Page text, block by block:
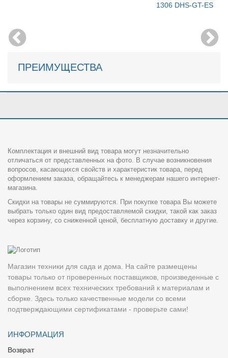
1306 DHS-GT-ES
ПРЕИМУЩЕСТВА
Комплектация и внешний вид товара могут незначительно
отличаться от представленных на фото. В случае возникновения
вопросов, касающихся свойств и характеристик товара, перед
оформлением заказа, обращайтесь к менеджерам нашего интернет-
магазина.
Скидки на товары не суммируются. При покупке товара Вы можете
выбрать только один вид предоставляемой скидки, такой как заказ
через корзину, со сниженной ценой, бесплатную доставку и другие.
Магазин техники для сада и дома. На сайте размещены
товары только от проверенных поставщиков, произведенные с
выполнением всех технических требований к материалам и
сборке. Здесь только качественные модели со всеми
подтверждающими сертификатами - проверьте сами!
ИНФОРМАЦИЯ
Возврат